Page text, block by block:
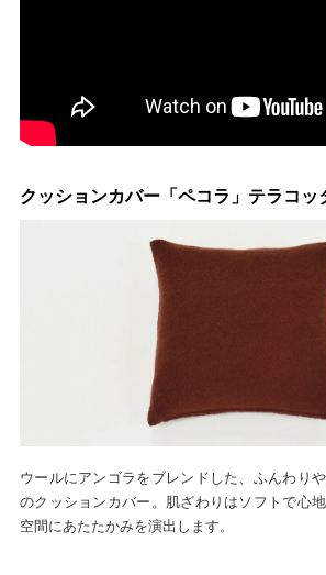
クッションカバー「ペコラ」テラコッ
ウールにアンゴラをブレンドした、ふんわり
のクッションカバー。肌ざわりはソフトで心
空間にあたたかみを演出します。